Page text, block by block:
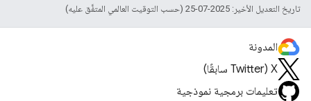
تاريخ التعديل الأخير: 2025-07-25 (حسب التوقيت العالمي المتفَّق عليه)
المدونة
‫X ‏(Twitter سابقًا)
تعليمات برمجية نموذجية